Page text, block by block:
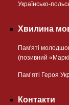
Українсько-
Хвилина
Пам'яті
(позивний
Пам’яті Героя
Контакти